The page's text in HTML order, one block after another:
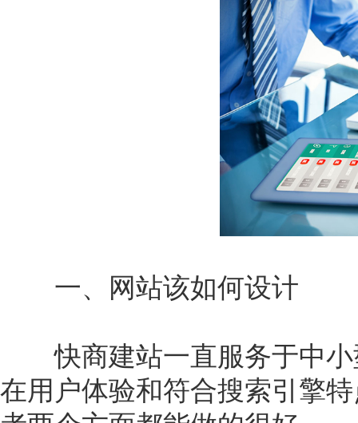
一、网站该如何设计
快商建站一直服务于中小
在用户体验和符合搜索引擎